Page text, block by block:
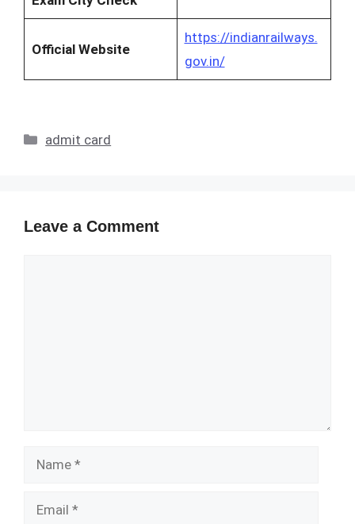
Official Website
https://indianrailways.
gov.in/
Categories
admit card
Leave a Comment
Name
Email